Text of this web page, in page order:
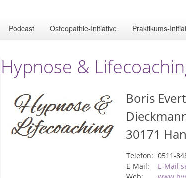
Podcast Osteopathie-Initiative Praktikums-
Hypnose &
Boris Evert
30171
Telefon: 0511-
E-Mail:
E-Mail